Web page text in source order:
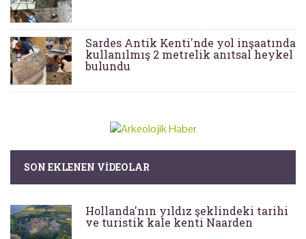
Sardes Antik Kenti'nde yol inşaatında
kullanılmış 2 metrelik anıtsal heykel
bulundu
SON EKLENEN VIDEOLAR
Hollanda'nın yıldız şeklindeki tarihi
ve turistik kale kenti Naarden